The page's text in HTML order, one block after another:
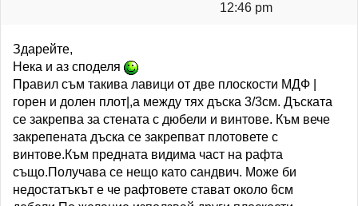
12:46 pm
Здарейте,
Нека и аз споделя
Правил съм такива лавици от две плоскости МДФ |
горен и долен плот|,а между тях дъска 3/3см. Дъската
се закрепва за стената с дюбели и винтове. Към вече
закрепената дъска се закрепват плотовете с
винтове.Към предната видима част на рафта
също.Получава се нещо като сандвич. Може би
недостатъкът е че рафтовете стават около 6см